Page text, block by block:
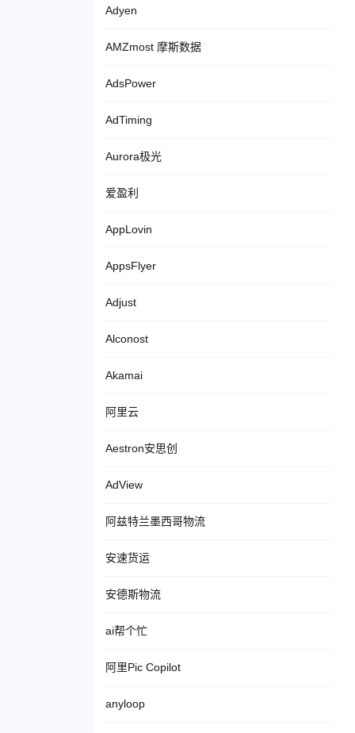
Adyen
AMZmost 摩斯数据
AdsPower
AdTiming
Aurora极光
爱盈利
AppLovin
AppsFlyer
Adjust
Alconost
Akamai
阿里云
Aestron安思创
AdView
阿兹特兰墨西哥物流
安速货运
安德斯物流
ai帮个忙
阿里Pic Copilot
anyloop